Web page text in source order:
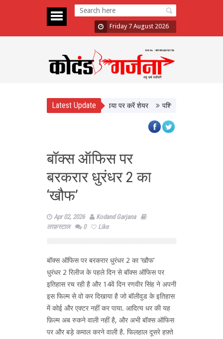
Friday 7 August 2026
Latest Update
खरीदें, वीडियो बनाकर सोशल मीडिया पर करें शेयर पश्चिम एशिया में तनाव के बीच
बॉक्स ऑफिस पर
बरकरार धुरंधर 2 का
‘खौफ’
Apr 02, 2026
Kodand Garjana
लाफ़स्टाल
0 Like
बॉक्स ऑफिस पर बरकरार धुरंधर 2 का ‘खौफ’
धुरंधर 2 रिलीज के पहले दिन से बॉक्स ऑफिस पर
इतिहास रच रही है और 14वें दिन रणवीर सिंह ने अपनी
इस फिल्म से वो कर दिखाया है जो बॉलीवुड के इतिहास
में कोई और एक्टर नहीं कर पाया. आदित्य धर की यह
फ़िल्म अब रुकने वाली नहीं है, और अभी बॉक्स ऑफिस
पर और बड़े कमाल करने वाली है. फिलहाल दूसरे हफ़्ते